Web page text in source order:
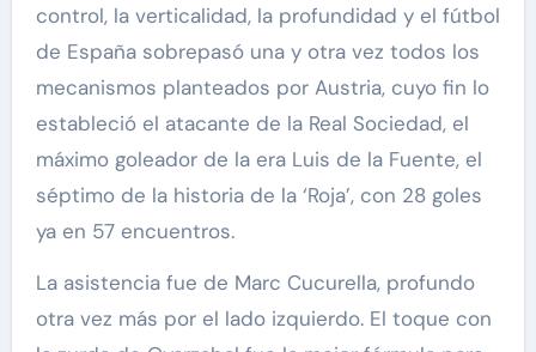
control, la verticalidad, la profundidad y el fútbol
de España sobrepasó una y otra vez todos los
mecanismos planteados por Austria, cuyo fin lo
estableció el atacante de la Real Sociedad, el
máximo goleador de la era Luis de la Fuente, el
séptimo de la historia de la ‘Roja’, con 28 goles
ya en 57 encuentros.
La asistencia fue de Marc Cucurella, profundo
otra vez más por el lado izquierdo. El toque con